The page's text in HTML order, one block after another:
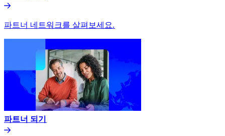
파트너 네트워크를 살펴보세요.​​
파트너 되기​​